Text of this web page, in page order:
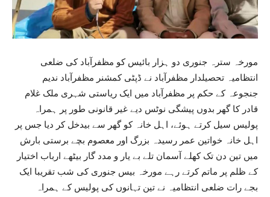
مورخہ سترہ جنوری دو ہزار بائیس کو مظفرآباد کی ضلعی
انتظامیہ تحصیلدار مظفرآباد نے ڈپٹی کمشنر مظفرآباد ندیم
جنجوعہ کے حکم پر مظفرآباد میں ایک ریاستی شہری ملک غلام
قادر کا گھر بدوں پیشگی نوٹس دیے غیر قانونی طور پر ہمراہ
پولیس سیل کرتے ہوئے، اہل خانہ کو گھر سے بیدخل کر دیا جس پر
اہل خانہ خواتین عمر رسیدہ بزرگ اور معصوم بچے برستی بارش
میں تین دن تک کھلے آسمان تلے بے یار و مدد گار بیٹھے ارباب اختیار
کے ظلم پر ماتم کرتے رہے مورخہ بیس جنوری کی شب تقریبا ایک
بجے رات ضلعی انتظامیہ نے تین تہانوں کی پولیس کے ہمراہ